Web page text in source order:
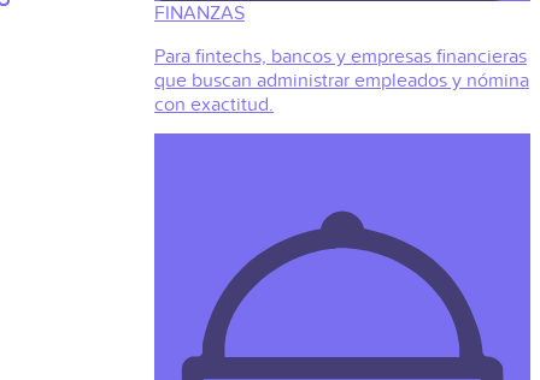
FINANZAS
Para fintechs, bancos y empresas financieras
que buscan administrar empleados y nómina
con exactitud.